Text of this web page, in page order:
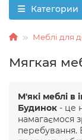
Категории
Меблі для
Мягкая
М'які меблі в
Будинок - це
намагаємося
перебування.